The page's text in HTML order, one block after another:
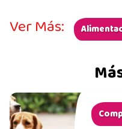
Ver Más: